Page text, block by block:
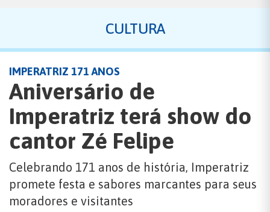
CULTURA
IMPERATRIZ 171 ANOS
Aniversário de
Imperatriz terá show do
cantor Zé Felipe
Celebrando 171 anos de história, Imperatriz
promete festa e sabores marcantes para seus
moradores e visitantes